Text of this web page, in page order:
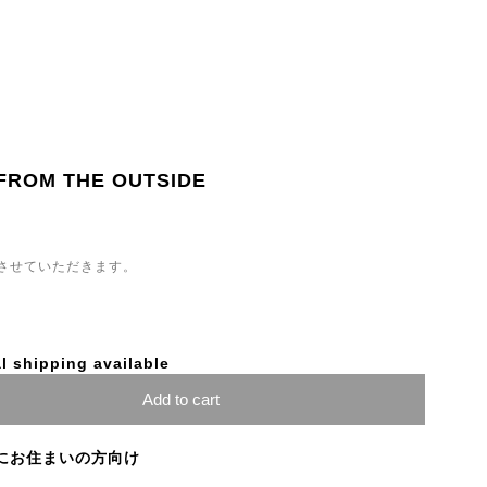
THE OUTSIDE
ていただきます。
shipping available
Add to cart
お住まいの方向け